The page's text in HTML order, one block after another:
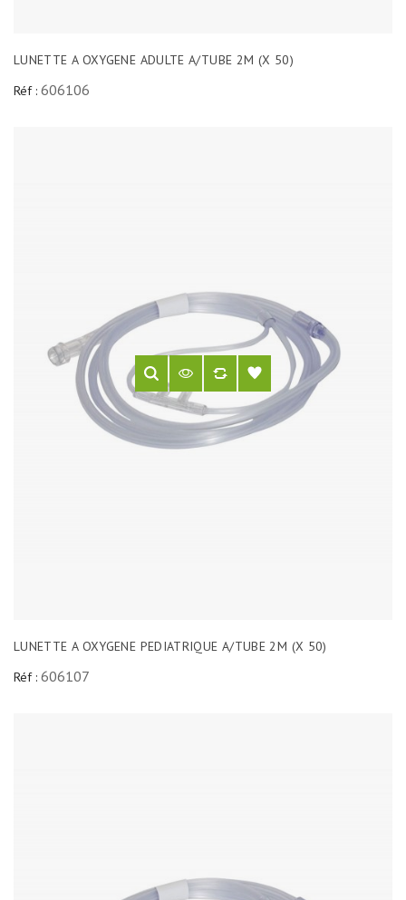
LUNETTE A OXYGENE ADULTE A/TUBE 2M (X 50)
Réf : 606106
LUNETTE A OXYGENE PEDIATRIQUE A/TUBE 2M (X 50)
Réf : 606107